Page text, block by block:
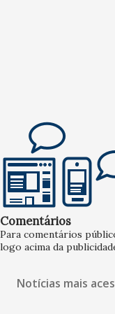
Comentários
Para comentários
logo acima da
Notícias mais